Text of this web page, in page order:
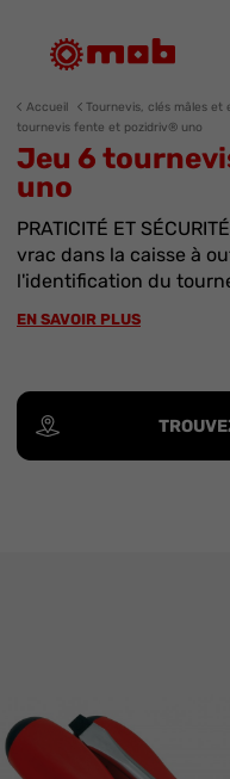
Accueil Tournevis, clés mâles et
tournevis fente et pozidriv® uno
Jeu 6
uno
PRATICITÉ ET
vrac dans la caisse à
l'identification du
EN SAVOIR PLUS